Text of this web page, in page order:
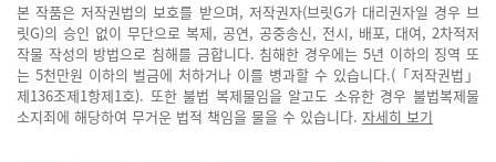
본 작품은 저작권법의 보호를 받으며, 저작권자(브릿G가 대리권자일 경우 브
릿G)의 승인 없이 무단으로 복제, 공연, 공중송신, 전시, 배포, 대여, 2차적저
작물 작성의 방법으로 침해를 금합니다. 침해한 경우에는 5년 이하의 징역 또
는 5천만원 이하의 벌금에 처하거나 이를 병과할 수 있습니다.(「저작권법」
제136조제1항제1호). 또한 불법 복제물임을 알고도 소유한 경우 불법복제물
소지죄에 해당하여 무거운 법적 책임을 물을 수 있습니다. 자세히 보기